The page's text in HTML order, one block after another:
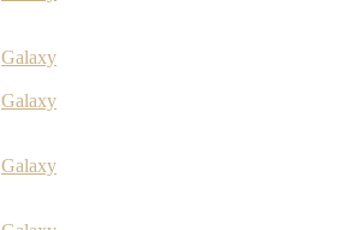
Galaxy
Galaxy
Galaxy